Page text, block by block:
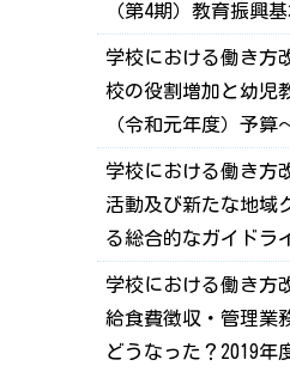
（第4期）教育振興
学校における働き方
校の役割増加と幼児
（令和元年度）予算
学校における働き方
活動及び新たな地域
る総合的なガイドラ
学校における働き方
給食費徴収・管理業
どうなった？2019年